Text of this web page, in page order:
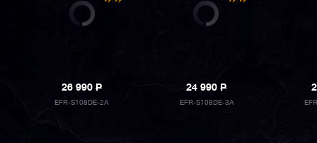
26 990P
EFR-S108DE-2A
24 990P
EFR-S108DE-3A